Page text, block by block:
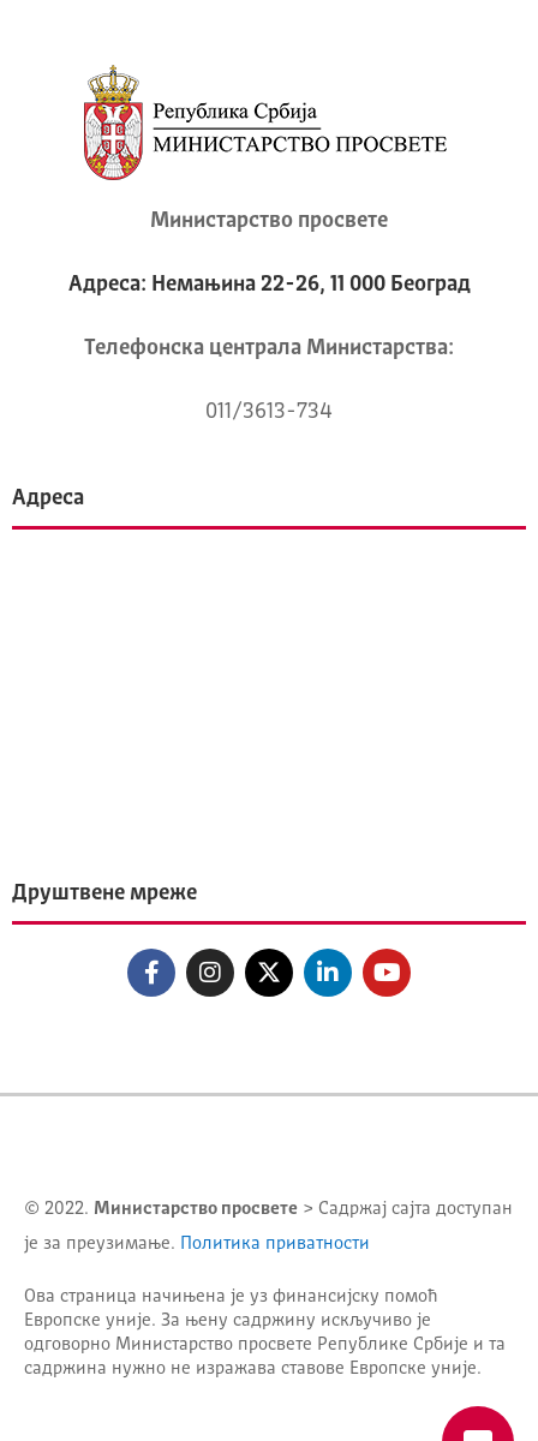
Министарство просвете
Адреса: Немањина 22-26, 11 000 Београд
Телeфонска централа Mинистарства:
011/3613-734
Адреса
Друштвене мреже
© 2022. Министарство просвете > Садржај сајта доступан
је за преузимање.
Политика приватности
Ова страница начињена је уз финансијску помоћ
Европске уније. За њену садржину искључиво је
одговорно Министарство просвете Републике Србије и та
садржина нужно не изражава ставове Европске уније.